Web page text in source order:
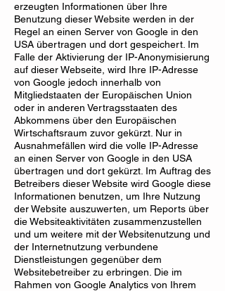
erzeugten Informationen über Ihre
Benutzung dieser Website werden in der
Regel an einen Server von Google in den
USA übertragen und dort gespeichert. Im
Falle der Aktivierung der IP-Anonymisierung
auf dieser Webseite, wird Ihre IP-Adresse
von Google jedoch innerhalb von
Mitgliedstaaten der Europäischen Union
oder in anderen Vertragsstaaten des
Abkommens über den Europäischen
Wirtschaftsraum zuvor gekürzt. Nur in
Ausnahmefällen wird die volle IP-Adresse
an einen Server von Google in den USA
übertragen und dort gekürzt. Im Auftrag des
Betreibers dieser Website wird Google diese
Informationen benutzen, um Ihre Nutzung
der Website auszuwerten, um Reports über
die Websiteaktivitäten zusammenzustellen
und um weitere mit der Websitenutzung und
der Internetnutzung verbundene
Dienstleistungen gegenüber dem
Websitebetreiber zu erbringen. Die im
Rahmen von Google Analytics von Ihrem